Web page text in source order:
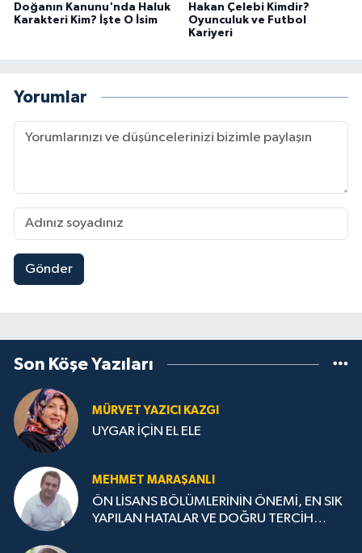
Doğanın Kanunu'nda Haluk
Karakteri Kim? İşte O İsim
Hakan Çelebi Kimdir?
Oyunculuk ve Futbol
Kariyeri
Yorumlar
Gönder
Son Köşe Yazıları
MÜRVET YAZICI KAZGI
UYGAR İÇİN EL ELE
MEHMET MARAŞANLI
ÖN LİSANS BÖLÜMLERİNİN ÖNEMİ, EN SIK
YAPILAN HATALAR VE DOĞRU TERCİH